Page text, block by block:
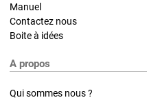
Manuel
Contactez nous
Boite à idées
A propos
Qui sommes nous ?